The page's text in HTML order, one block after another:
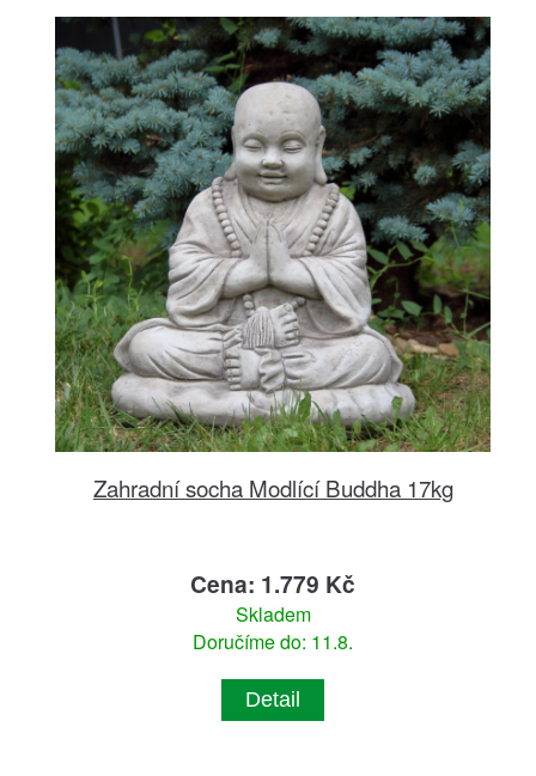
Zahradní socha Modlící Buddha 17kg
Cena: 1.779 Kč
Skladem
Doručíme do: 11.8.
Detail